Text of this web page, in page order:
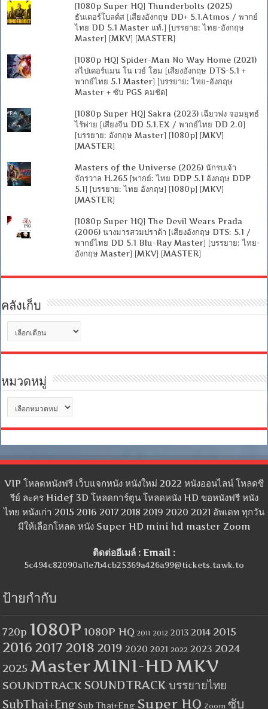
[1080p Super HQ] Thunderbolts (2025)
ธันเดอร์โบลต์ส [เสียงอังกฤษ DD+ 5.1.Atmos / พากย์
ไทย DD 5.1 Master แท้.] [บรรยาย: ไทย-อังกฤษ
Master] [MKV] [MASTER]
[1080p HQ] Spider-Man No Way Home (2021)
สไปเดอร์แมน โน เวย์ โฮม [เสียงอังกฤษ DTS-5.1 +
พากย์ไทย 5.1 Master] [บรรยาย: ไทย-อังกฤษ
Master + ซับ PGS คมชัด]
[1080p Super HQ] Sakra (2023) เฉียวฟง จอมยุทธ์
ไร้พ่าย [เสียงจีน DD 5.1.EX / พากย์ไทย DD 2.0]
[บรรยาย: อังกฤษ Master] [1080p] [MKV]
[MASTER]
Masters of the Universe (2026) นักรบเจ้า
จักรวาล H.265 [พากย์: ไทย DDP 5.1 อังกฤษ DDP
5.1] [บรรยาย: ไทย อังกฤษ] [1080p] [MKV]
[MASTER]
[1080p Super HQ] The Devil Wears Prada
(2006) นางมารสวมปราด้า [เสียงอังกฤษ DTS: 5.1 /
พากย์ไทย DD 5.1 Blu-Ray Master] [บรรยาย: ไทย-
อังกฤษ Master] [MKV] [MASTER]
คลังเก็บ
เก็บ
หมวดหมู่
หมู่
VIP โหลดหนังฟรี เว็บแจกหนัง หนังใหม่ 2022 หนังออนไลน์ โหลดซี
รีย์ ละคร Hidef 3D โหลดการ์ตูน โหลดหนัง HD ขอหนังฟรี หนัง
ไทย หนังเก่า 2015 2016 2017 2018 2019 2020 2021 อัพเดท ทุกวัน
มีให้เลือกโหลด หนัง Super HD mini hd master Zoom
ติดต่ออีเมล์ : Email :
5c494c82090a11e7b4cb25369a426a99@tickets.tawk.to
ป้ายกำกับ
720p 1080P 1080P HQ 2011 2012 2013 2014 2015
2016 2017 2018 2019 2020 2021 2022 2023 2024
2025 MasterMINI-HDMKV
SOUNDTRACK SOUNDTRACK บรรยายไทย
SubThai+Eng Sub Thai+Eng Super HQ Zoom ซับ